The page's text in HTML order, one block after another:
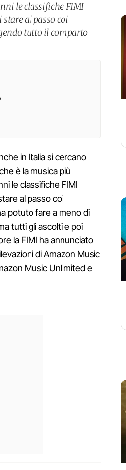
le classifiche FIMI
al passo coi
tutto il comparto
in Italia si cercano
è la musica più
le classifiche FIMI
al passo coi
potuto fare a meno di
tutti gli ascolti e poi
la FIMI ha annunciato
di Amazon Music
Music Unlimited e